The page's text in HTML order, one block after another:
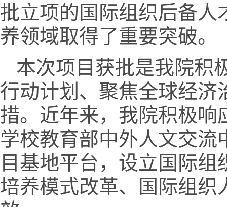
批立项的国际组织后备人
养领域取得了重要突破。
本次项目获批是我院积
行动计划、聚焦全球经济
措。近年来，我院积极响
学校教育部中外人文交
目基地平台，设立国际
培养模式改革、国际组织